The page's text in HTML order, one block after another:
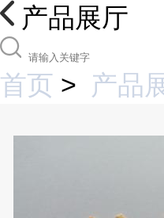
产品展厅
首页 > 产品